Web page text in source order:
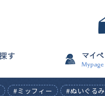
#ミッフィー #ぬいぐるみ